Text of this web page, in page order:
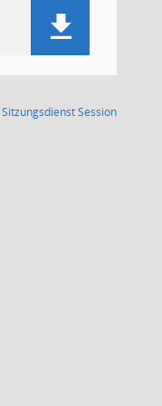
SitzungsdienstSession(Wird in